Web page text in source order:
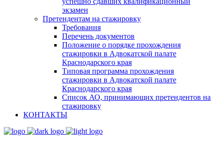
экзамен
Претендентам на стажировку
Требования
Перечень документов
Положение о порядке прохождения
стажировки в Адвокатской палате
Краснодарского края
Типовая программа прохождения
стажировки в Адвокатской палате
Краснодарского края
Список АО, принимающих претендентов на
стажировку
КОНТАКТЫ